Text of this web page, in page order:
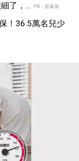
了，...
PR・新素簡
！36.5萬名兒少